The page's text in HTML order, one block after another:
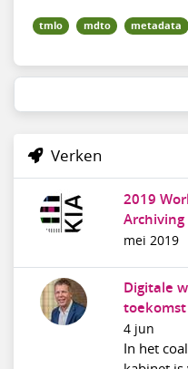
tmlo mdto metadata
Verken
2019
Archiving
mei 2019
Digitale
toekomst
4 jun
In het